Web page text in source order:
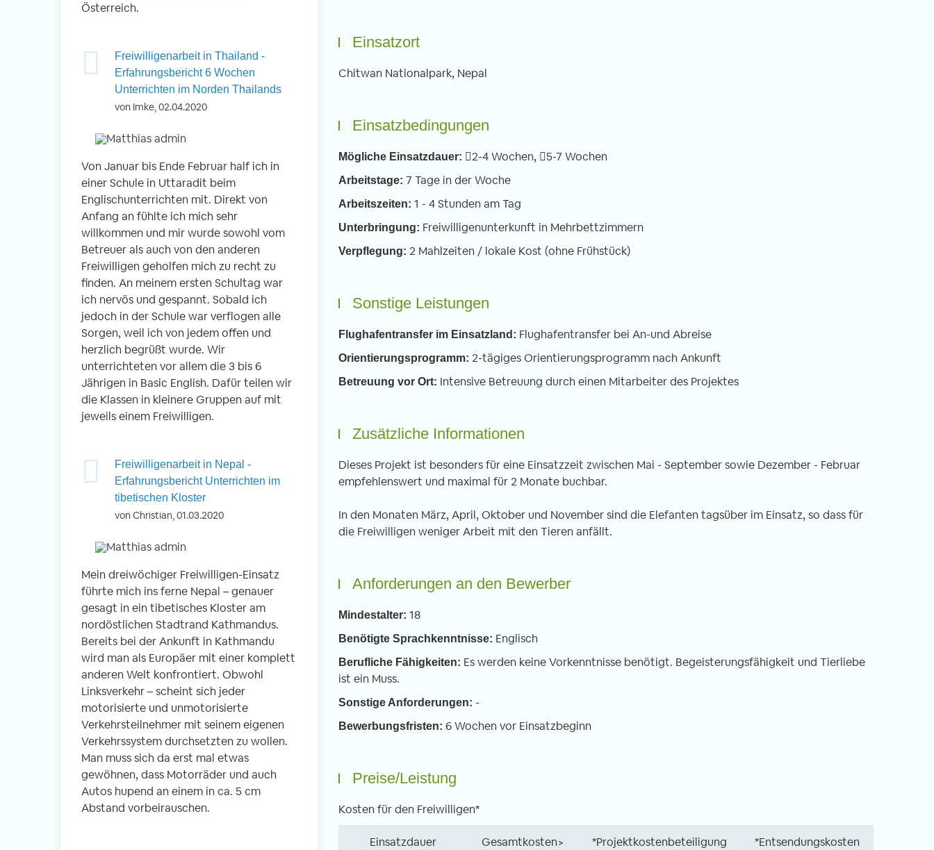
Österreich.
Freiwilligenarbeit in Thailand -
Erfahrungsbericht 6 Wochen
Unterrichten im Norden Thailands
von Imke, 02.04.2020
Von Januar bis Ende Februar half ich in
einer Schule in Uttaradit beim
Englischunterrichten mit. Direkt von
Anfang an fühlte ich mich sehr
willkommen und mir wurde sowohl vom
Betreuer als auch von den anderen
Freiwilligen geholfen mich zu recht zu
finden. An meinem ersten Schultag war
ich nervös und gespannt. Sobald ich
jedoch in der Schule war verflogen alle
Sorgen, weil ich von jedem offen und
herzlich begrüßt wurde. Wir
unterrichteten vor allem die 3 bis 6
Jährigen in Basic English. Dafür teilen wir
die Klassen in kleinere Gruppen auf mit
jeweils einem Freiwilligen.
Freiwilligenarbeit in Nepal -
Erfahrungsbericht Unterrichten im
tibetischen Kloster
von Christian, 01.03.2020
Mein dreiwöchiger Freiwilligen-Einsatz
führte mich ins ferne Nepal – genauer
gesagt in ein tibetisches Kloster am
nordöstlichen Stadtrand Kathmandus.
Bereits bei der Ankunft in Kathmandu
wird man als Europäer mit einer komplett
anderen Welt konfrontiert. Obwohl
Linksverkehr – scheint sich jeder
motorisierte und unmotorisierte
Verkehrsteilnehmer mit seinem eigenen
Verkehrssystem durchsetzten zu wollen.
Man muss sich da erst mal etwas
gewöhnen, dass Motorräder und auch
Autos hupend an einem in ca. 5 cm
Abstand vorbeirauschen.
Einsatzort
Chitwan Nationalpark, Nepal
Einsatzbedingungen
Mögliche Einsatzdauer: 2-4 Wochen, 5-7 Wochen
Arbeitstage: 7 Tage in der Woche
Arbeitszeiten: 1 - 4 Stunden am Tag
Unterbringung: Freiwilligenunterkunft in Mehrbettzimmern
Verpflegung: 2 Mahlzeiten / lokale Kost (ohne Frühstück)
Sonstige Leistungen
Flughafentransfer im Einsatzland: Flughafentransfer bei An-und Abreise
Orientierungsprogramm: 2-tägiges Orientierungsprogramm nach Ankunft
Betreuung vor Ort: Intensive Betreuung durch einen Mitarbeiter des Projektes
Zusätzliche Informationen
Dieses Projekt ist besonders für eine Einsatzzeit zwischen Mai - September sowie Dezember - Februar
empfehlenswert und maximal für 2 Monate buchbar.
In den Monaten März, April, Oktober und November sind die Elefanten tagsüber im Einsatz, so dass für
die Freiwilligen weniger Arbeit mit den Tieren anfällt.
Anforderungen an den Bewerber
Mindestalter: 18
Benötigte Sprachkenntnisse: Englisch
Berufliche Fähigkeiten: Es werden keine Vorkenntnisse benötigt. Begeisterungsfähigkeit und Tierliebe
ist ein Muss.
Sonstige Anforderungen: -
Bewerbungsfristen: 6 Wochen vor Einsatzbeginn
Preise/Leistung
Kosten für den Freiwilligen*
Einsatzdauer Gesamtkosten> *Projektkostenbeteiligung *Entsendungskosten